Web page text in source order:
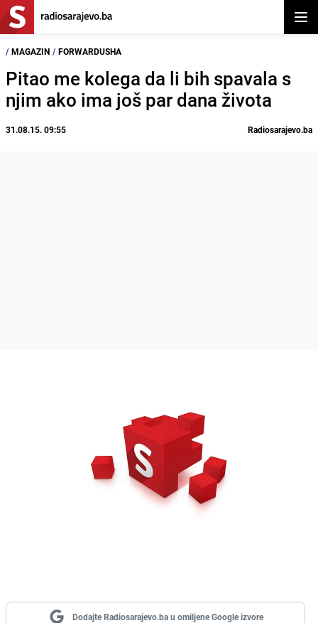
/ MAGAZIN / FORWARDUSHA
Pitao me kolega da li bih spavala s
njim ako ima još par dana života
31.08.15. 09:55 Radiosarajevo.ba
Dodajte Radiosarajevo.ba u omiljene Google izvore